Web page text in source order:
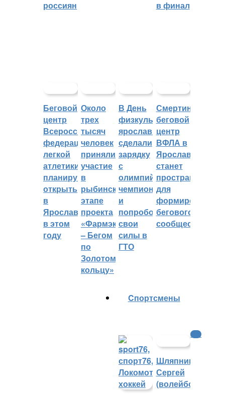
россиян в финал
Беговой
центр
Всероссийской
федерации
легкой
атлетики
планируют
открыть
в
Ярославле
в этом
году
Около
трех
тысяч
человек
приняли
участие
в
рыбинском
этапе
проекта
«Фармэко
– Бегом
по
Золотому
кольцу»
В День
физкультурника
ярославцы
сделали
зарядку
с
олимпийским
чемпионом
и
попробовали
свои
силы в
ГТО
Смертин:
беговой
центр
ВФЛА в
Ярославле
станет
пространством
для
формирования
бегового
сообщества
Cпортсмены
Шляпников
Сергей
(волейбол)
КХЛ